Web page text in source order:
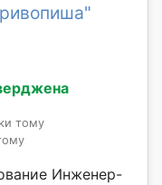
тому
Инженер-